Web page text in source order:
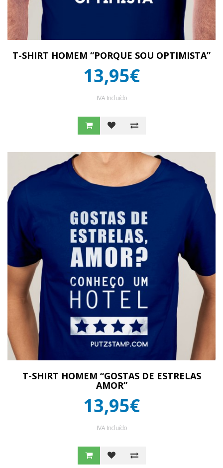
T-SHIRT HOMEM “PORQUE SOU OPTIMISTA”
13,95€
IVA Incluído
T-SHIRT HOMEM “GOSTAS DE ESTRELAS
AMOR”
13,95€
IVA Incluído